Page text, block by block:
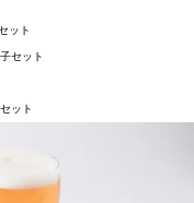
ット
セット
ット